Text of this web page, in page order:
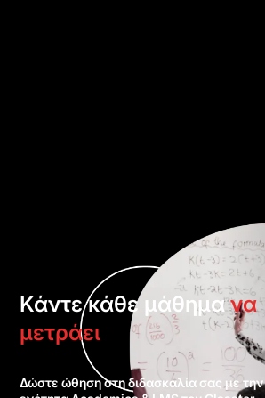
Κάντε κάθε μάθημανα
μετράει
Δώστε ώθηση στη διδασκαλία σας με την